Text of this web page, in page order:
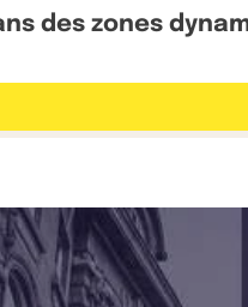
des zones